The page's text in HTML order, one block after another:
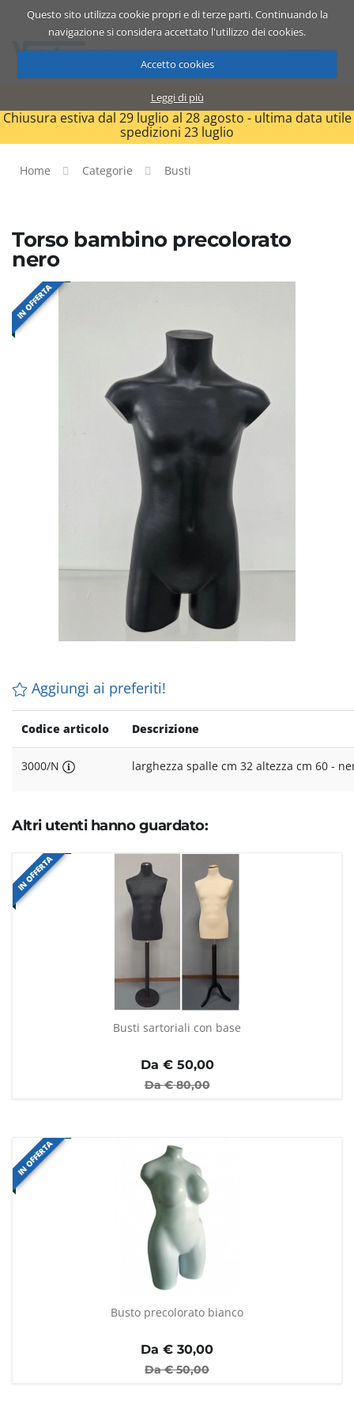
Questo sito utilizza cookie propri e di terze parti. Continuando la
navigazione si considera accettato l'utilizzo dei cookies.
Accetto cookies
Leggi di più
Catalogo Carrello ITA
Chiusura estiva dal 29 luglio al 28 agosto - ultima data utile
spedizioni 23 luglio
Home Categorie Busti
Torso bambino precolorato
nero
IN OFFERTA
Aggiungi ai preferiti!
Codice articolo Descrizione
3000/N larghezza spalle cm 32 altezza cm 60 -
Altri utenti hanno guardato:
IN OFFERTA
Busti sartoriali con base
Da €50,00
Da €80,00
IN OFFERTA
Busto precolorato bianco
Da € 30,00
Da €50,00